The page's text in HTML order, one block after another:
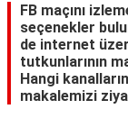
FB maçını
seçenekler
de internet
tutkunlarının
Hangi
makalemizi